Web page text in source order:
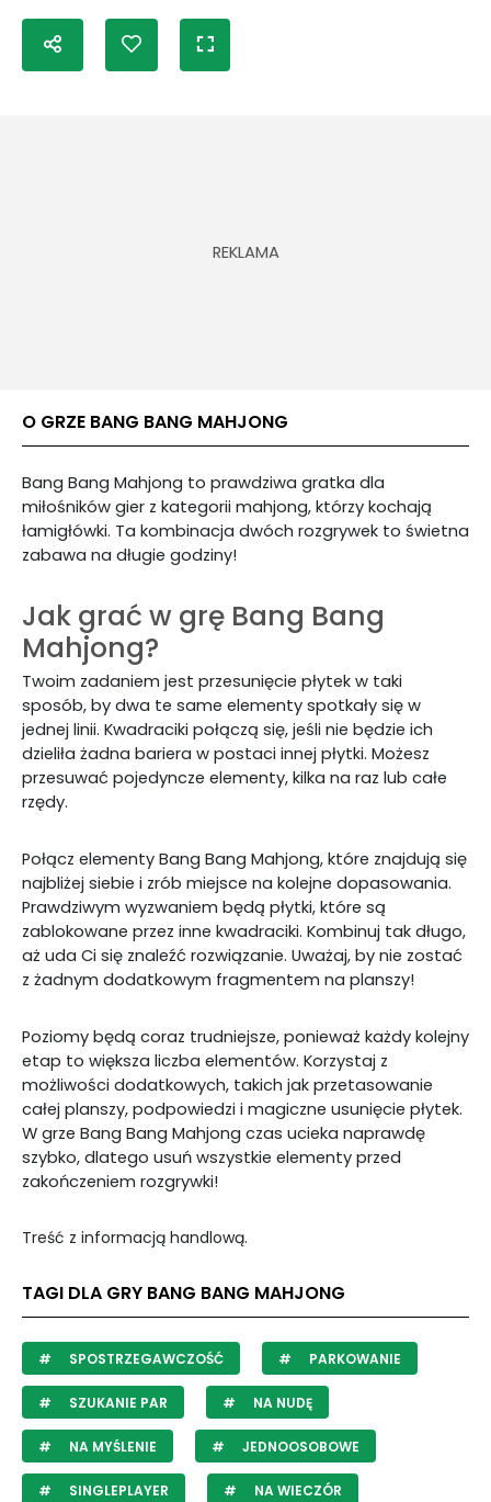
O GRZE BANG BANG MAHJONG
Bang Bang Mahjong to prawdziwa gratka dla
miłośników gier z kategorii mahjong, którzy kochają
łamigłówki. Ta kombinacja dwóch rozgrywek to świetna
zabawa na długie godziny!
Jak grać w grę Bang Bang
Mahjong?
Twoim zadaniem jest przesunięcie płytek w taki
sposób, by dwa te same elementy spotkały się w
jednej linii. Kwadraciki połączą się, jeśli nie będzie ich
dzieliła żadna bariera w postaci innej płytki. Możesz
przesuwać pojedyncze elementy, kilka na raz lub całe
rzędy.
Połącz elementy Bang Bang Mahjong, które znajdują się
najbliżej siebie i zrób miejsce na kolejne dopasowania.
Prawdziwym wyzwaniem będą płytki, które są
zablokowane przez inne kwadraciki. Kombinuj tak długo,
aż uda Ci się znaleźć rozwiązanie. Uważaj, by nie zostać
z żadnym dodatkowym fragmentem na planszy!
Poziomy będą coraz trudniejsze, ponieważ każdy kolejny
etap to większa liczba elementów. Korzystaj z
możliwości dodatkowych, takich jak przetasowanie
całej planszy, podpowiedzi i magiczne usunięcie płytek.
W grze Bang Bang Mahjong czas ucieka naprawdę
szybko, dlatego usuń wszystkie elementy przed
zakończeniem rozgrywki!
Treść z informacją handlową.
TAGI DLA GRY BANG BANG MAHJONG
SPOSTRZEGAWCZOŚĆ PARKOWANIE
SZUKANIE PAR NA NUDĘ
NA MYŚLENIE JEDNOOSOBOWE
SINGLEPLAYER NA WIECZÓR